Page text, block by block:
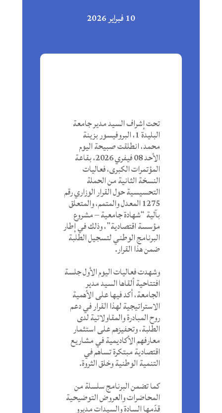
10 فبراير 2026
تحت إشراف السيد مدير جامعة
البليدة 1، البروفيسور بزينة
محمد، انطلقت صبيحة اليوم
الأحد 08 فيفري 2026، بقاعة
المؤتمرات الكبرى، فعاليات
النسخة الثانية من الحملة
التحسيسية حول القرار الوزاري رقم
1275 المعدل والمتمم، والمتعلق
بآلية “شهادة جامعية – مشروع
مؤسسة اقتصادية”، وذلك في إطار
البرنامج الوطني لتسجيل الطلبة
ضمن هذا القرار.
وشهدت فعاليات اليوم الأول جلسة
افتتاحية ألقاها السيد مدير
الجامعة، أكد فيها على الأهمية
الاستراتيجية لهذا القرار في دعم
روح المبادرة والمقاولاتية لدى
الطلبة، وتحفيزهم على استثمار
معارفهم الأكاديمية في مشاريع
اقتصادية مبتكرة تساهم في
التنمية الوطنية وخلق الثروة.
كما تضمن البرنامج سلسلة من
المحاضرات والعروض التوضيحية
قدّمها السادة والسيدات مديرو